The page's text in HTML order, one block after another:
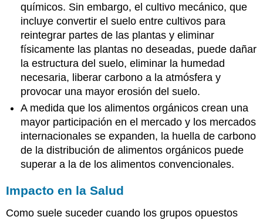
químicos. Sin embargo, el cultivo mecánico, que
incluye convertir el suelo entre cultivos para
reintegrar partes de las plantas y eliminar
físicamente las plantas no deseadas, puede dañar
la estructura del suelo, eliminar la humedad
necesaria, liberar carbono a la atmósfera y
provocar una mayor erosión del suelo.
A medida que los alimentos orgánicos crean una
mayor participación en el mercado y los mercados
internacionales se expanden, la huella de carbono
de la distribución de alimentos orgánicos puede
superar a la de los alimentos convencionales.
Impacto en la Salud
Como suele suceder cuando los grupos opuestos